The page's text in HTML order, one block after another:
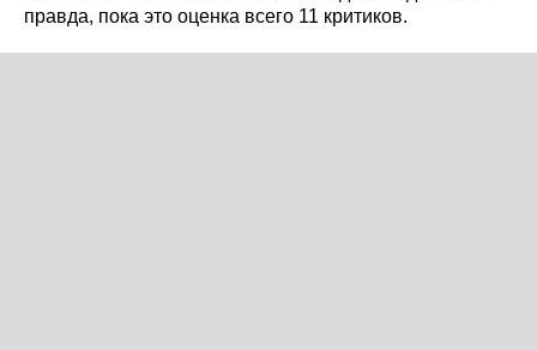
правда, пока это оценка всего 11 критиков.